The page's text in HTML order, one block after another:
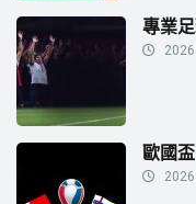
專業
歐國